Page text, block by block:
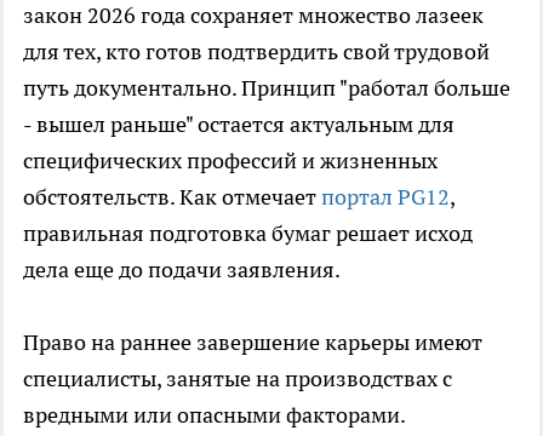
закон 2026 года сохраняет множество лазеек
для тех, кто готов подтвердить свой трудовой
путь документально. Принцип "работал больше
- вышел раньше" остается актуальным для
специфических профессий и жизненных
обстоятельств. Как отмечаетпортал PG12,
правильная подготовка бумаг решает исход
дела еще до подачи заявления.
Право на раннее завершение карьеры имеют
специалисты, занятые на производствах с
вредными или опасными факторами.